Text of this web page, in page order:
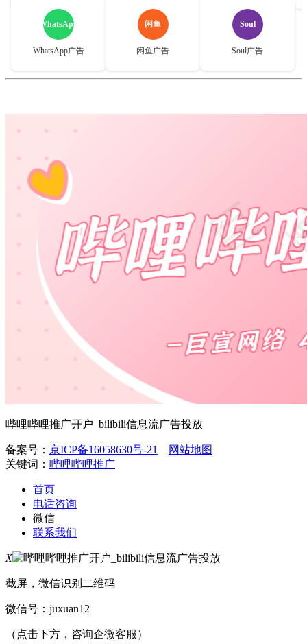
WhatsApp
WhatsApp广告
闲鱼
闲鱼广告
Soul
Soul广告
哔哩哔哩推广开户_bilibili信息流广告投放
备案号： 京ICP备16058630号-21
网站地图
关键词： 哔哩哔哩推广
首页
电话咨询
微信
联系我们
X
截屏，微信识别二维码
微信号： juxuan12
（点击下方，咨询企微客服）